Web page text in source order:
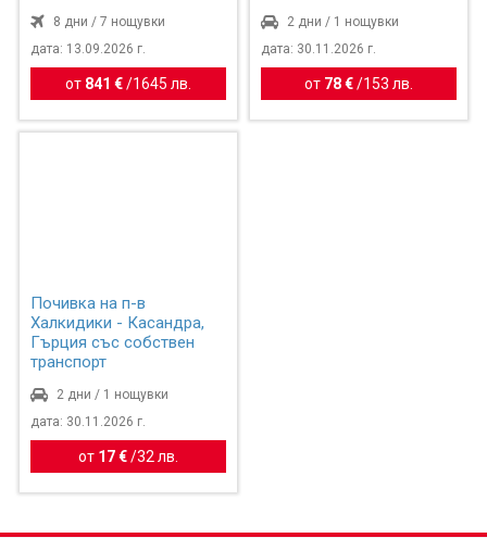
8 дни / 7 нощувки
дата: 13.09.2026 г.
от 841 € / 1645 лв.
2 дни / 1 нощувки
дата: 30.11.2026 г.
от 78 €/ 153 лв.
Почивка на п-в
Халкидики - Касандра,
Гърция със собствен
транспорт
2 дни / 1 нощувки
дата: 30.11.2026 г.
от 17 € /32 лв.